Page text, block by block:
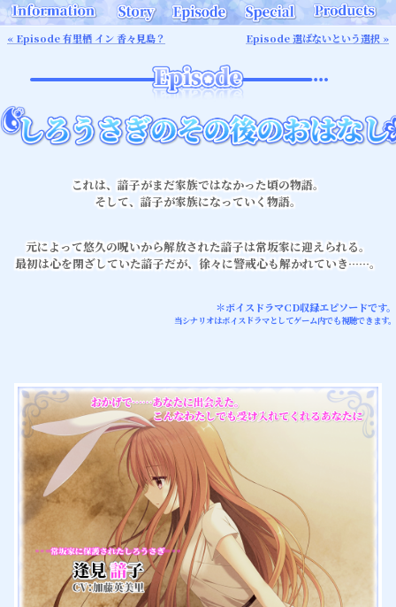
« Episode 有里栖 イン 香々見島？ Episode 選ばないという選択 »
これは、諳子がまだ家族ではなかった頃の物語。
そして、諳子が家族になっていく物語。
元によって悠久の呪いから解放された諳子は常坂家に迎えられる。
最初は心を閉ざしていた諳子だが、徐々に警戒心も解かれていき……。
＊ボイスドラマCD収録エピソードです。
当シナリオはボイスドラマとしてゲーム内でも視聴できます。